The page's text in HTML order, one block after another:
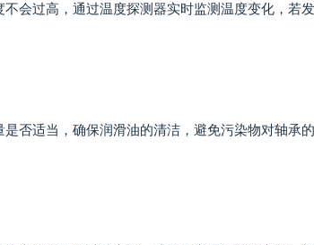
会过高，通过温度探测器实时监测温度变化，若
否适当，确保润滑油的清洁，避免污染物对轴承